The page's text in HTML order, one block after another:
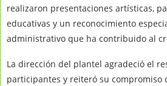
realizaron presentaciones artísticas,
educativas y un reconocimiento
administrativo que ha contribuido al
La dirección del plantel agradeció el
participantes y reiteró su compromiso